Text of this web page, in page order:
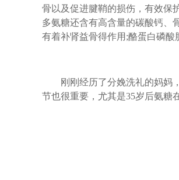
骨以及促进腱鞘的损伤，有效保
多氨糖还含有高含量的碳酸钙、
有着补肾益骨得作用;酪蛋白磷酸
刚刚经历了分娩洗礼的妈妈，
节也很重要，尤其是35岁后氨糖